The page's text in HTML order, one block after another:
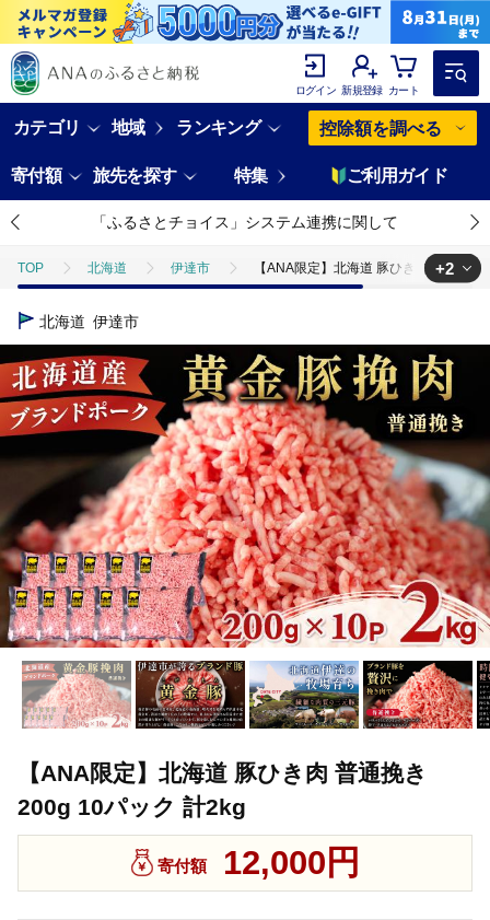
ログイン 新規登録 カート
カテゴリ 地域 ランキング 控除額を調べる
寄付額 旅先を探す 特集 ご利用ガイド
「ふるさとチョイス」システム連携に関して
TOP 北海道 伊達市 【ANA限定】北海道 豚ひき肉 普通挽
TOP
肉 【ANA限定】北海道 豚ひき肉 普通挽き 200g
+2
北海道 伊達市
【ANA限定】北海道 豚ひき肉 普通挽き
200g 10パック 計2kg
寄付額 12,000円